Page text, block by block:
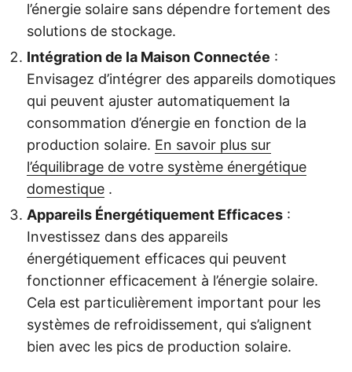
l’énergie solaire sans dépendre fortement des
solutions de stockage.
Intégration de la Maison Connectée :
Envisagez d’intégrer des appareils domotiques
qui peuvent ajuster automatiquement la
consommation d’énergie en fonction de la
production solaire. En savoir plus sur
l’équilibrage de votre système énergétique
domestique .
Appareils Énergétiquement Efficaces :
Investissez dans des appareils
énergétiquement efficaces qui peuvent
fonctionner efficacement à l’énergie solaire.
Cela est particulièrement important pour les
systèmes de refroidissement, qui s’alignent
bien avec les pics de production solaire.